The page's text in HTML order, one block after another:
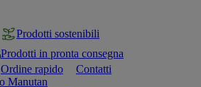
Prodotti sostenibili
Prodotti in pronta consegna
Ordine rapido Contatti